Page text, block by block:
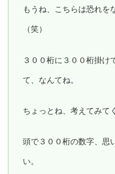
もうね、こちらは恐れを
（笑）
３００桁に３００桁掛け
て、なんてね。
ちょっとね、考えてみて
頭で３００桁の数字、思
い。